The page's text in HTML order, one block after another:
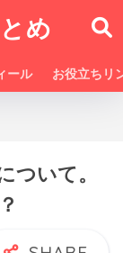
め
ール お役立ちリ
ついて。